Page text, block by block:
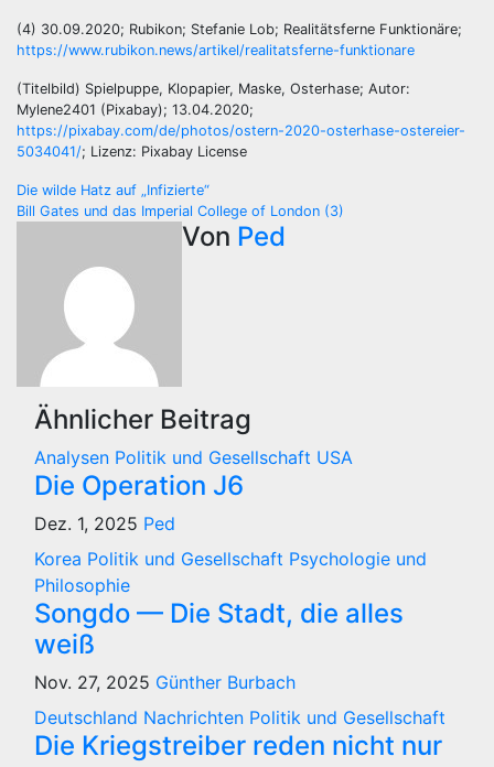
(4) 30.09.2020; Rubikon; Stefanie Lob; Realitätsferne Funktionäre;
https://www.rubikon.news/artikel/realitatsferne-funktionare
(Titelbild) Spielpuppe, Klopapier, Maske, Osterhase; Autor:
Mylene2401 (Pixabay); 13.04.2020;
https://pixabay.com/de/photos/ostern-2020-osterhase-ostereier-
5034041/; Lizenz: Pixabay License
Beitragsnavigation
Die wilde Hatz auf „Infizierte“
Bill Gates und das Imperial College of London (3)
Von Ped
Ähnlicher Beitrag
Analysen Politik und Gesellschaft USA
Die Operation J6
Dez. 1, 2025 Ped
Korea Politik und Gesellschaft Psychologie und
Philosophie
Songdo — Die Stadt, die alles
weiß
Nov. 27, 2025 Günther Burbach
Deutschland Nachrichten Politik und Gesellschaft
Die Kriegstreiber reden nicht nur